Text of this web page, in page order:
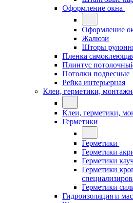
Оформление окна
Оформление
Жалюзи
Шторы
Пленка
Плинтус
Потолки подвесные
Рейка интерьерная
Клеи, герметики,
Клеи, герметики,
Герметики
Герметики
Герметики
Герметики
Герметики
Герметики
Гидроизоляция и